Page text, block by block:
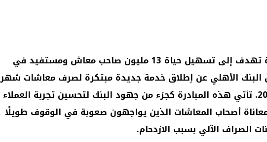
في خطوة تهدف إلى تسهيل حياة 13 مليون صاحب معاش ومستفيد في
البنك الأهلي عن إطلاق خدمة جديدة مبتكرة لصرف معاشات شهر
أكتوبر 2024. تأتي هذه المبادرة كجزء من جهود البنك لتحسين تجربة العملاء
أصحاب المعاشات الذين يواجهون صعوبة في الوقوف طويلًا
الصراف الآلي بسبب الازدحام.